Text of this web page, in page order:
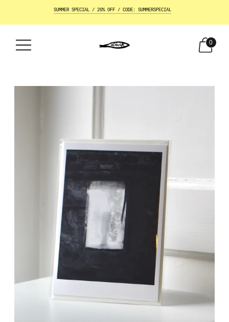
SUMMER SPECIAL / 20% OFF / CODE: SUMMERSPECIAL
0